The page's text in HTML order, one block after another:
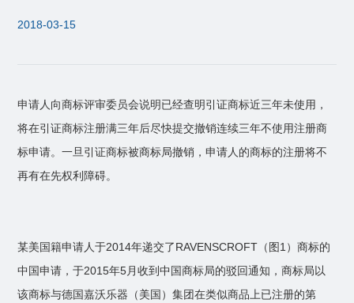
2018-03-15
申请人向商标评审委员会说明已经查明引证商标近三年未使用，
将在引证商标注册满三年后尽快提交撤销连续三年不使用注册商
标申请。一旦引证商标被商标局撤销，申请人的商标的注册将不
再有在先权利障碍。
某美国籍申请人于2014年递交了RAVENSCROFT（图1）商标的
中国申请，于2015年5月收到中国商标局的驳回通知，商标局以
该商标与德国嘉沃乐器（美国）集团在类似商品上已注册的第